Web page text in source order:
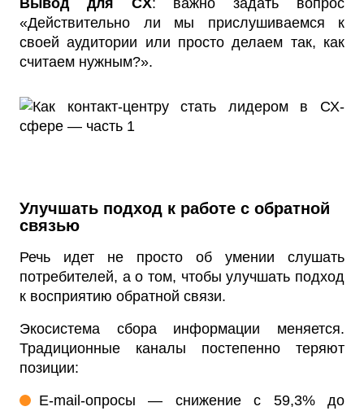
Вывод для CX: важно задать вопрос
«Действительно ли мы прислушиваемся к
своей аудитории или просто делаем так, как
считаем нужным?».
Улучшать подход к работе с обратной
связью
Речь идет не просто об умении слушать
потребителей, а о том, чтобы улучшать подход
к восприятию обратной связи.
Экосистема сбора информации меняется.
Традиционные каналы постепенно теряют
позиции:
E-mail-опросы — снижение с 59,3% до